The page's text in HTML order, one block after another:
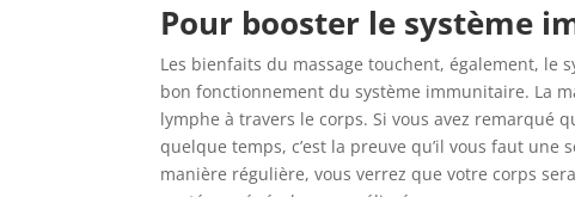
Pour booster le système
Les bienfaits du massage touchent, également, le
bon fonctionnement du système immunitaire. La
lymphe à travers le corps. Si vous avez remarqué
quelque temps, c’est la preuve qu’il vous faut
manière régulière, vous verrez que votre corps